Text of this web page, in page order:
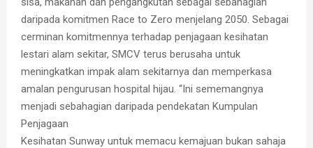
daripada komitmen Race to Zero menjelang 2050. Sebagai
cerminan komitmennya terhadap penjagaan kesihatan
lestari alam sekitar, SMCV terus berusaha untuk
meningkatkan impak alam sekitarnya dan memperkasa
amalan pengurusan hospital hijau. “Ini sememangnya
menjadi sebahagian daripada pendekatan Kumpulan
Penjagaan
Kesihatan Sunway untuk memacu kemajuan bukan sahaja